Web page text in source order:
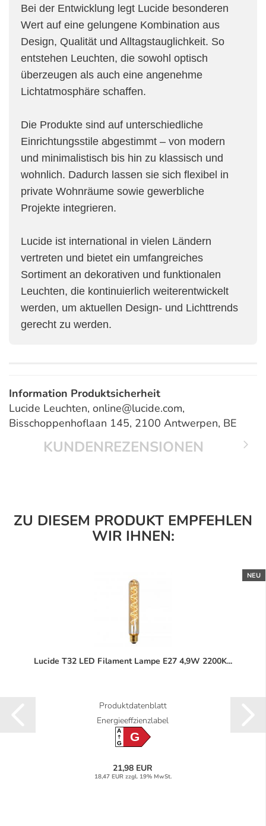
Bei der Entwicklung legt Lucide besonderen
Wert auf eine gelungene Kombination aus
Design, Qualität und Alltagstauglichkeit. So
entstehen Leuchten, die sowohl optisch
überzeugen als auch eine angenehme
Lichtatmosphäre schaffen.
Die Produkte sind auf unterschiedliche
Einrichtungsstile abgestimmt – von modern
und minimalistisch bis hin zu klassisch und
wohnlich. Dadurch lassen sie sich flexibel in
private Wohnräume sowie gewerbliche
Projekte integrieren.
Lucide ist international in vielen Ländern
vertreten und bietet ein umfangreiches
Sortiment an dekorativen und funktionalen
Leuchten, die kontinuierlich weiterentwickelt
werden, um aktuellen Design- und Lichttrends
gerecht zu werden.
Information Produktsicherheit
Lucide Leuchten, online@lucide.com,
Bisschoppenhoflaan 145, 2100 Antwerpen, BE
KUNDENREZENSIONEN
ZU DIESEM PRODUKT EMPFEHLEN
WIR IHNEN:
NEU
Lucide T32 LED Filament Lampe E27 4,9W 2200K...
Produktdatenblatt
Energieeffzienzlabel
A
GG
21,98 EUR
18,47 EUR zzgl. 19% MwSt.